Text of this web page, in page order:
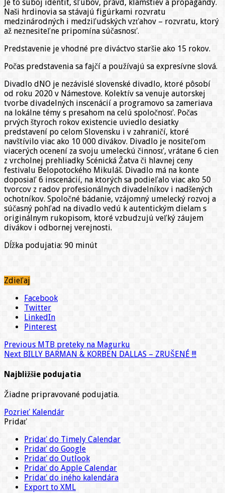
Je to súboj identít, sľubov, právd, klamstiev a propagandy.
Naši hrdinovia sa stávajú figúrkami rozvratu
medzinárodných i medziľudských vzťahov – rozvratu, ktorý
až neznesiteľne pripomína súčasnosť.
Predstavenie je vhodné pre diváctvo staršie ako 15 rokov.
Počas predstavenia sa fajčí a používajú sa expresívne slová.
Divadlo dNO je nezávislé slovenské divadlo, ktoré pôsobí
od roku 2020 v Námestove. Kolektív sa venuje autorskej
tvorbe divadelných inscenácií a programovo sa zameriava
na lokálne témy s presahom na celú spoločnosť. Počas
prvých štyroch rokov existencie uviedlo desiatky
predstavení po celom Slovensku i v zahraničí, ktoré
navštívilo viac ako 10 000 divákov. Divadlo je nositeľom
viacerých ocenení za svoju umeleckú činnosť, vrátane 6 cien
z vrcholnej prehliadky Scénická Žatva či hlavnej ceny
festivalu Belopotockého Mikuláš. Divadlo má na konte
doposiaľ 6 inscenácií, na ktorých sa podieľalo viac ako 50
tvorcov z radov profesionálnych divadelníkov i nadšených
ochotníkov. Spoločné bádanie, vzájomný umelecký rozvoj a
súčasný pohľad na divadlo vedú k autentickým dielam s
originálnym rukopisom, ktoré vzbudzujú veľký záujem
divákov i odbornej verejnosti.
Dĺžka podujatia: 90 minút
Zdieľaj
Facebook
Twitter
LinkedIn
Pinterest
Previous MTB preteky na Magurku
Next BILLY BARMAN & KORBEN DALLAS – ZRUŠENÉ !!!
Najbližšie podujatia
Žiadne pripravované podujatia.
Pozrieť Kalendár
Pridať
Pridať do Timely Calendar
Pridať do Google
Pridať do Outlook
Pridať do Apple Calendar
Pridať do iného kalendára
Export to XML